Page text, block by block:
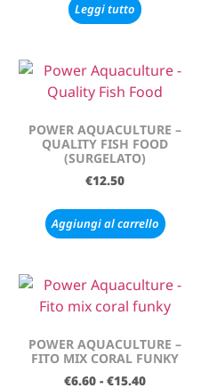
Leggi tutto
POWER AQUACULTURE –
QUALITY FISH FOOD
(SURGELATO)
€12.50
Aggiungi al carrello
POWER AQUACULTURE –
FITO MIX CORAL FUNKY
€6.60 - €15.40